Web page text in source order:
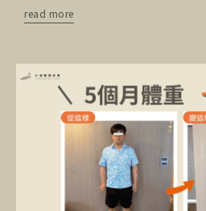
read more